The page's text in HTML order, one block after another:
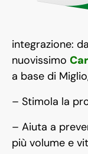
integrazione:
nuovissimo
a base di
– Stimola la
– Aiuta a
più volume e